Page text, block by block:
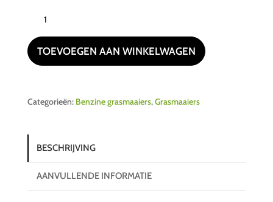
INSTART
aantal
TOEVOEGEN AAN WINKELWAGEN
Categorieën: Benzine grasmaaiers,Grasmaaiers
BESCHRIJVING
AANVULLENDE INFORMATIE